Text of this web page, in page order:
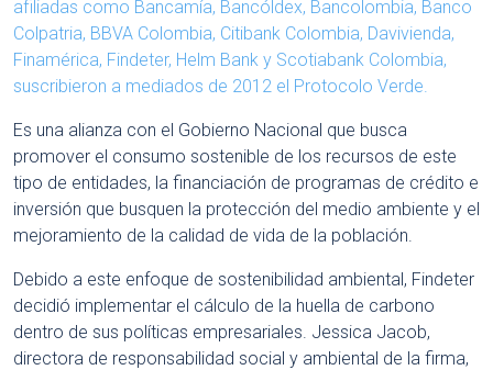
afiliadas como Bancamía, Bancóldex, Bancolombia, Banco
Colpatria, BBVA Colombia, Citibank Colombia, Davivienda,
Finamérica, Findeter, Helm Bank y Scotiabank Colombia,
suscribieron a mediados de 2012 el Protocolo Verde.
Es una alianza con el Gobierno Nacional que busca
promover el consumo sostenible de los recursos de este
tipo de entidades, la financiación de programas de crédito e
inversión que busquen la protección del medio ambiente y el
mejoramiento de la calidad de vida de la población.
Debido a este enfoque de sostenibilidad ambiental, Findeter
decidió implementar el cálculo de la huella de carbono
dentro de sus políticas empresariales. Jessica Jacob,
directora de responsabilidad social y ambiental de la firma,